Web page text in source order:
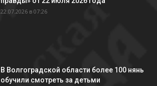
22.07.2026 в 07:26
В Волгоградской области более 100 нянь
обучили смотреть за детьми